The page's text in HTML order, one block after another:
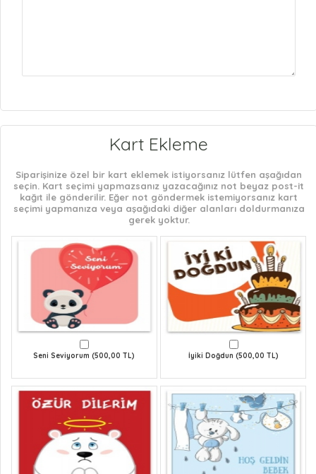
Kart Ekleme
Siparişinize özel bir kart eklemek istiyorsanız lütfen aşağıdan
seçin. Kart seçimi yapmazsanız yazacağınız not beyaz post-it
kağıt ile gönderilir. Eğer not göndermek istemiyorsanız kart
seçimi yapmanıza veya aşağıdaki diğer alanları doldurmanıza
gerek yoktur.
Seni Seviyorum (500,00 TL) İyiki Doğdun (500,00 TL)